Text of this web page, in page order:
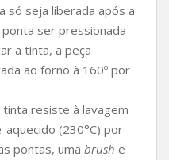
só seja liberada após a
ser pressionada
a tinta, a peça
ao forno à 160º por
tinta resiste à lavagem
(230°C) por
pontas, uma brush e